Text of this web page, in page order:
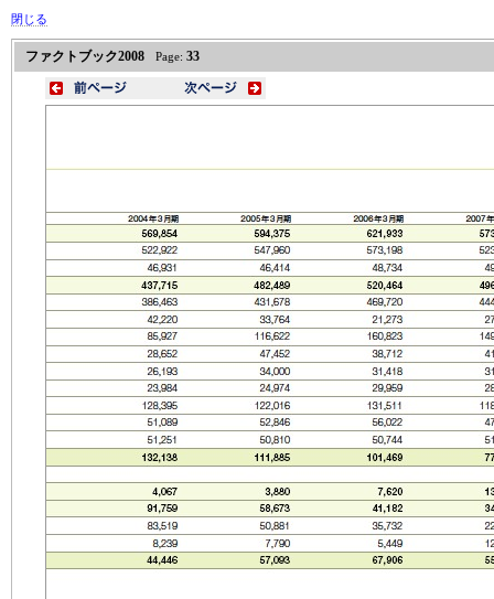
閉じる
ファクトブック2008 Page: 33